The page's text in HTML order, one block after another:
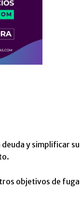
y simplificar
objetivos de